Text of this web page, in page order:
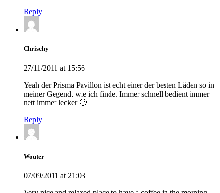
Reply
Chrischy
27/11/2011 at 15:56
Yeah der Prisma Pavillon ist echt einer der besten Läden so in
meiner Gegend, wie ich finde. Immer schnell bedient immer
nett immer lecker 🙂
Reply
Wouter
07/09/2011 at 21:03